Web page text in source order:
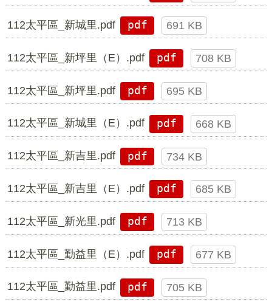
112太平區_新城里.pdf pdf 691 KB
112太平區_新坪里（E）.pdf pdf 708 KB
112太平區_新坪里.pdf pdf 695 KB
112太平區_新城里（E）.pdf pdf 668 KB
112太平區_新吉里.pdf pdf 734 KB
112太平區_新吉里（E）.pdf pdf 685 KB
112太平區_新光里.pdf pdf 713 KB
112太平區_勤益里（E）.pdf pdf 677 KB
112太平區_勤益里.pdf pdf 705 KB